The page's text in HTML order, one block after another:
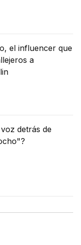
el influencer que
a
detrás de